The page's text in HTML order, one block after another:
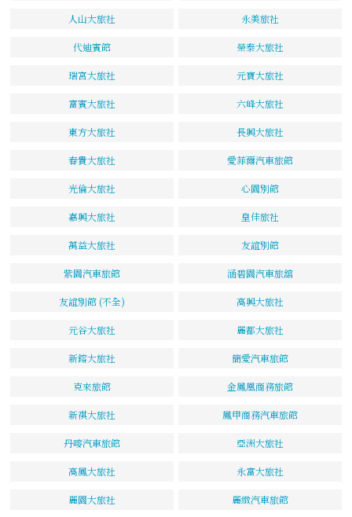
人山大旅社 永美旅社
代迪賓館 榮泰大旅社
瑞宮大旅社 元寶大旅社
富賓大旅社 六峰大旅社
東方大旅社 長興大旅社
春貴大旅社 愛菲爾汽車旅館
光倫大旅社 心園別館
嘉興大旅社 皇佳旅社
萬益大旅社 友誼別館
紫園汽車旅館 涵碧園汽車旅舘
友誼別館 (不全) 高興大旅社
元谷大旅社 麗都大旅社
新鎔大旅社 簡愛汽車旅館
克來旅館 金鳳凰商務旅館
新祺大旅社 鳳甲商務汽車旅館
丹嘜汽車旅館 亞洲大旅社
高鳳大旅社 永富大旅社
麗園大旅社 麗緻汽車旅館